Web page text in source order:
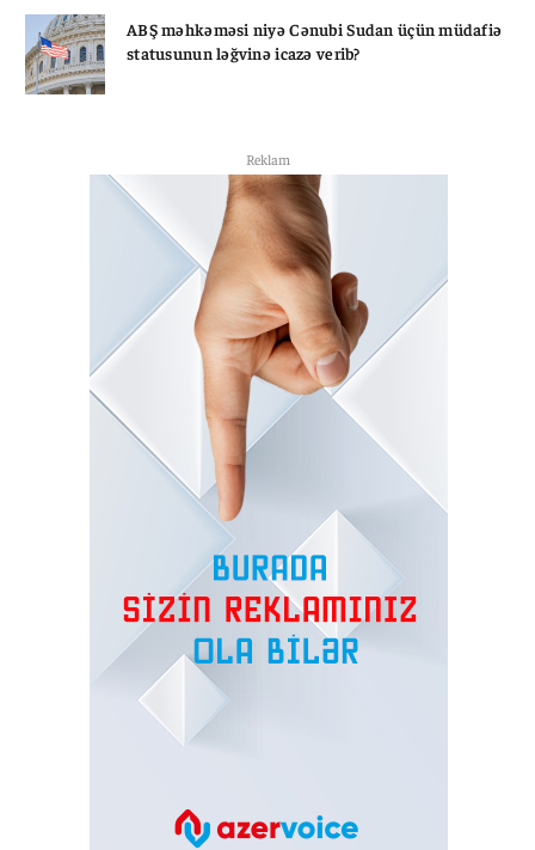
ABŞ məhkəməsi niyə Cənubi Sudan üçün müdafiə
statusunun ləğvinə icazə verib?
Reklam